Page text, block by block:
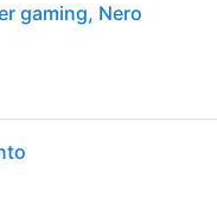
gaming, Nero